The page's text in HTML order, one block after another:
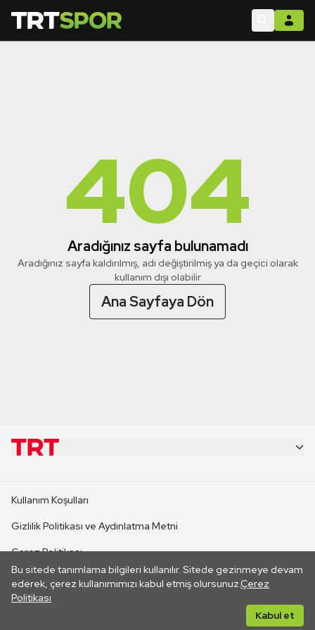
404
Aradığınız sayfa bulunamadı
Aradığınız sayfa kaldırılmış, adı değiştirilmiş ya da geçici olarak
kullanım dışı olabilir
Ana Sayfaya Dön
Bu sitede tanımlama bilgileri kullanılır. Sitede gezinmeye devam
ederek, çerez kullanımımızı kabul etmiş olursunuz.Çerez
Politikası
Kabul et
CANLI YAYINLAR
Kullanım Koşulları
Gizlilik Politikası ve Aydınlatma Metni
Çerez Politikası
İletişim
Her hakkı saklıdır. ©2026 TRT. Bağlantı yoluyla gidilen dış